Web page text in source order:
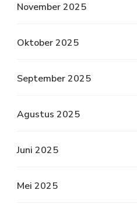
November 2025
Oktober 2025
September 2025
Agustus 2025
Juni 2025
Mei 2025